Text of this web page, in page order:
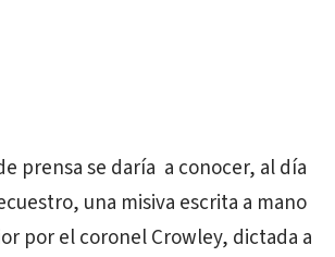
prensa se daría a conocer, al día
una misiva escrita a mano
por el coronel Crowley, dictada a